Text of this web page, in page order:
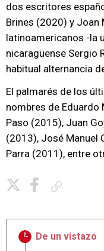
dos escritores
Brines (2020) y
latinoamericanos -la
nicaragüense Sergio
habitual alternancia
El palmarés de los
nombres de Eduardo
Paso (2015), Juan
(2013), José Manuel
Parra (2011), entre
De un vistazo